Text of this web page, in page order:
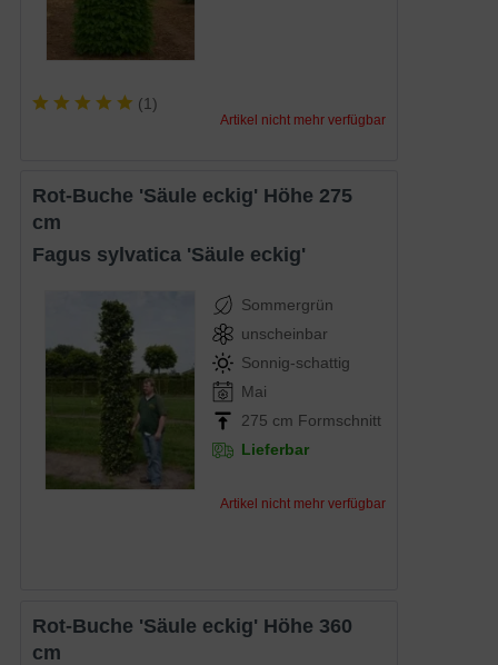
(1)
Artikel nicht mehr verfügbar
Rot-Buche 'Säule eckig' Höhe 275
cm
Fagus sylvatica 'Säule eckig'
Sommergrün
unscheinbar
Sonnig-schattig
Mai
275 cm Formschnitt
Lieferbar
Artikel nicht mehr verfügbar
Rot-Buche 'Säule eckig' Höhe 360
cm